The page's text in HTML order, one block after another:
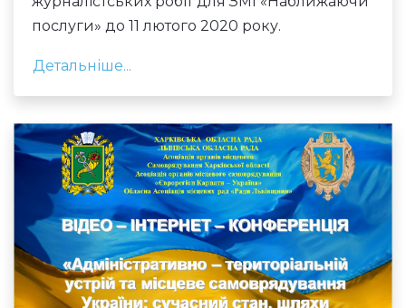
послуги» до 11 лютого 2020 року.
Детальніше...